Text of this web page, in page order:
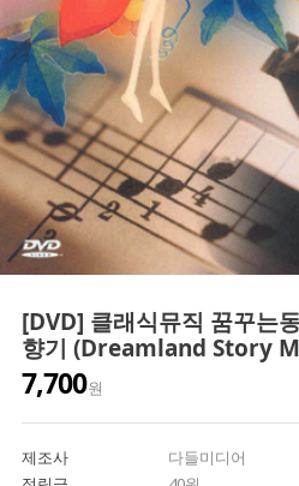
[DVD] 클래식뮤직 꿈꾸는
향기 (Dreamland Story
7,700원
제조사
다들미디어